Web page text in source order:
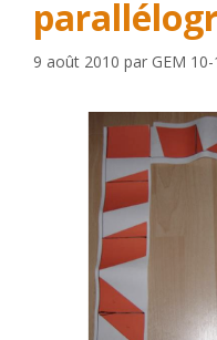
9 août 2010 par GEM 10-